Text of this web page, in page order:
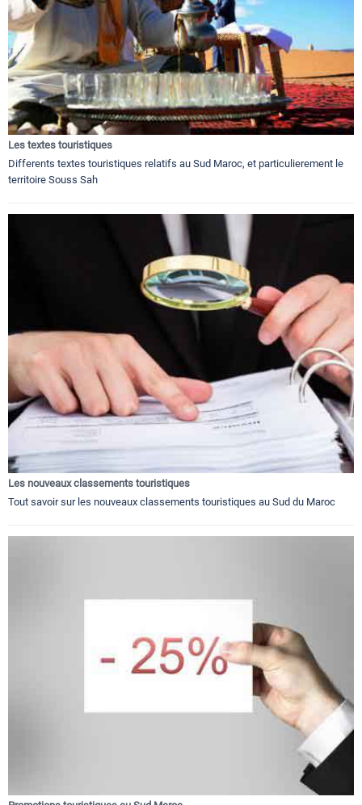
Les textes touristiques
Differents textes touristiques relatifs au Sud Maroc, et particulierement le
territoire Souss Sah
Les nouveaux classements touristiques
Tout savoir sur les nouveaux classements touristiques au Sud du Maroc